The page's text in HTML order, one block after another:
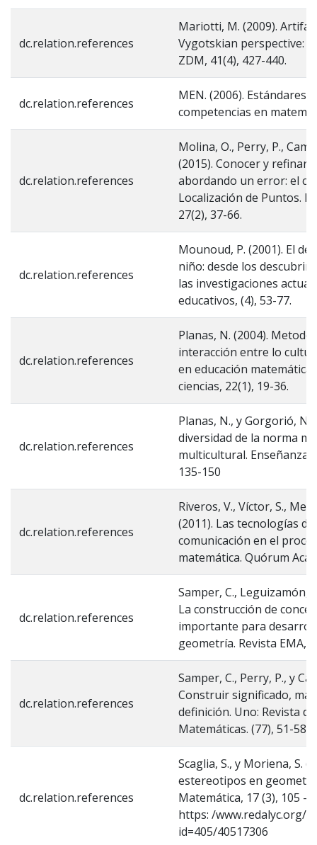
dc.relation.references
Mariotti, M. (2009).
Vygotskian perspective:
ZDM, 41(4), 427-440.
dc.relation.references
MEN. (2006). Estándares
competencias en
dc.relation.references
Molina, O., Perry, P.,
(2015). Conocer y refinar
abordando un error: el
Localización de Puntos.
27(2), 37-66.
dc.relation.references
Mounoud, P. (2001). El
niño: desde los
las investigaciones
educativos, (4), 53-77.
dc.relation.references
Planas, N. (2004).
interacción entre lo
en educación
ciencias, 22(1), 19-36.
dc.relation.references
Planas, N., y Gorgorió, N.
diversidad de la norma
multicultural. Enseñanza
135-150
dc.relation.references
Riveros, V., Víctor, S.,
(2011). Las tecnologías
comunicación en el
matemática. Quórum
dc.relation.references
Samper, C., Leguizamón,
La construcción de
importante para
geometría. Revista EMA,
dc.relation.references
Samper, C., Perry, P., y
Construir significado,
definición. Uno: Revista
Matemáticas. (77), 51-58.
dc.relation.references
Scaglia, S., y Moriena, S.
estereotipos en
Matemática, 17 (3), 105 –
https: /www.redalyc.org/
id=405/40517306